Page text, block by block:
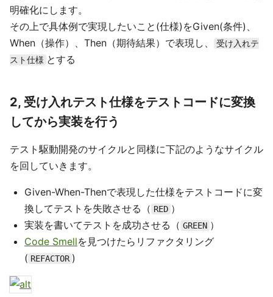
明確化にします。
その上で具体例で実現したいこと(仕様)をGiven(条件)、
When（操作）、Then（期待結果）で表現し、
受け入れテ
スト仕様 とする
2, 受け入れテスト仕様をテストコードに変換
してから実装を行う
テスト駆動開発のサイクルと同様に下記のようなサイクル
を回していきます。
Given-When-Thenで表現した仕様をテストコードに変
換してテストを失敗させる（ RED ）
実装を書いてテストを成功させる（ GREEN ）
Code Smellを見つけたらリファクタリング
( REFACTOR )